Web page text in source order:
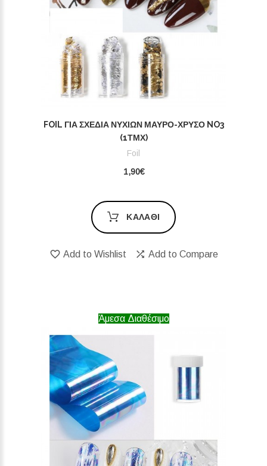
FOIL ΓΙΑ ΣΧΈΔΙΑ ΝΥΧΙΏΝ ΜΑΎΡΟ-ΧΡΥΣΌ NO3
(1ΤΜΧ)
Foil
1,90€
ΚΑΛΆΘΙ
Add to Wishlist Add to Compare
Άμεσα Διαθέσιμο